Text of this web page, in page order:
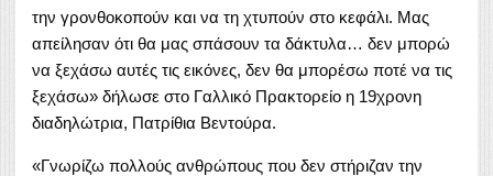
την γρονθοκοπούν και να τη χτυπούν στο κεφάλι. Μας
απείλησαν ότι θα μας σπάσουν τα δάκτυλα… δεν μπορώ
να ξεχάσω αυτές τις εικόνες, δεν θα μπορέσω ποτέ να τις
ξεχάσω» δήλωσε στο Γαλλικό Πρακτορείο η 19χρονη
διαδηλώτρια, Πατρίθια Βεντούρα.
«Γνωρίζω πολλούς ανθρώπους που δεν στήριζαν την